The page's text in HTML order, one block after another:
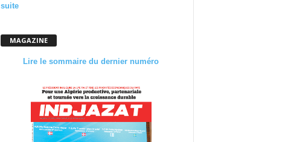
suite
MAGAZINE
Lire le sommaire du dernier numéro